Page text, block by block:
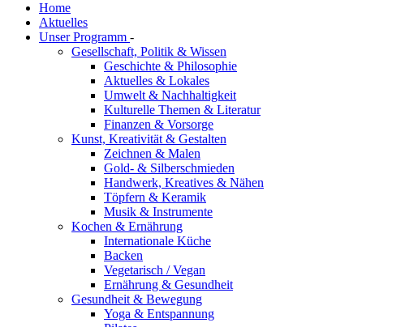
Home
Aktuelles
Unser Programm -
Gesellschaft, Politik & Wissen
Geschichte & Philosophie
Aktuelles & Lokales
Umwelt & Nachhaltigkeit
Kulturelle Themen & Literatur
Finanzen & Vorsorge
Kunst, Kreativität & Gestalten
Zeichnen & Malen
Gold- & Silberschmieden
Handwerk, Kreatives & Nähen
Töpfern & Keramik
Musik & Instrumente
Kochen & Ernährung
Internationale Küche
Backen
Vegetarisch / Vegan
Ernährung & Gesundheit
Gesundheit & Bewegung
Yoga & Entspannung